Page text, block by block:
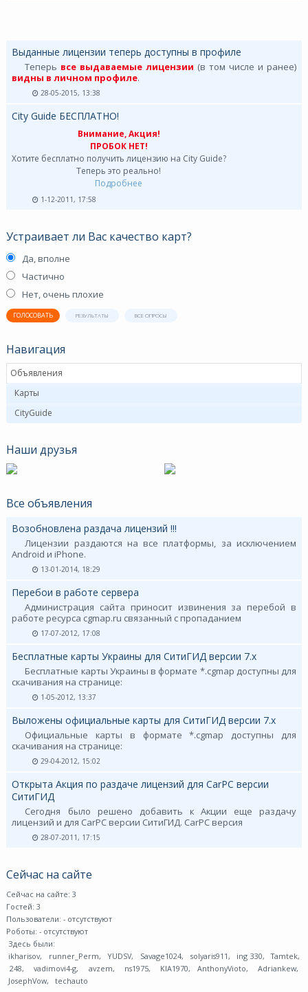
Выданные лицензии теперь доступны в профиле
Теперь все выдаваемые лицензии (в том числе и ранее)
видны в личном профиле.
28-05-2015, 13:38
City Guide БЕСПЛАТНО!
Внимание, Акция!
ПРОБОК НЕТ!
Хотите бесплатно получить лицензию на City Guide?
Теперь это реально!
Подробнее
1-12-2011, 17:58
Устраивает ли Вас качество карт?
Да, вполне
Частично
Нет, очень плохие
ГОЛОСОВАТЬ РЕЗУЛЬТАТЫ ВСЕ ОПРОСЫ
Навигация
Объявления
Карты
CityGuide
Наши друзья
Все объявления
Возобновлена раздача лицензий !!!
Лицензии раздаются на все платформы, за исключением
Android и iPhone.
13-01-2014, 18:29
Перебои в работе сервера
Администрация сайта приносит извинения за перебой в
работе ресурса cgmap.ru связанный с пропаданием
17-07-2012, 17:08
Бесплатные карты Украины для СитиГИД версии 7.х
Бесплатные карты Украины в формате *.cgmap доступны для
скачивания на странице:
1-05-2012, 13:37
Выложены официальные карты для СитиГИД версии 7.х
Официальные карты в формате *.cgmap доступны для
скачивания на странице:
29-04-2012, 15:02
Открыта Акция по раздаче лицензий для CarPC версии
СитиГИД
Сегодня было решено добавить к Акции еще раздачу
лицензий и для CarPC версии СитиГИД. CarPC версия
28-07-2011, 17:15
Сейчас на сайте
Сейчас на сайте: 3
Гостей: 3
Пользователи: - отсутствуют
Роботы: - отсутствуют
Здесь были:
ikharisov, runner_Perm, YUDSV, Savage1024, solyaris911 , ing 330, Tamtek,
248, vadimovi4-g, avzem, ns1975, KIA1970, AnthonyVioto, Adriankew,
JosephVow, techauto